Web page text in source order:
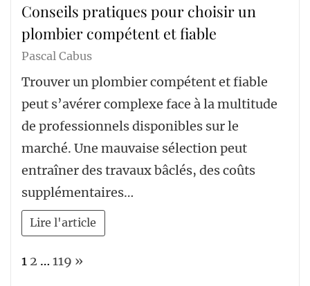
Conseils pratiques pour choisir un
plombier compétent et fiable
Pascal Cabus
Trouver un plombier compétent et fiable
peut s’avérer complexe face à la multitude
de professionnels disponibles sur le
marché. Une mauvaise sélection peut
entraîner des travaux bâclés, des coûts
supplémentaires…
Lire l'article
Page:
1 2 … 119 Next
»